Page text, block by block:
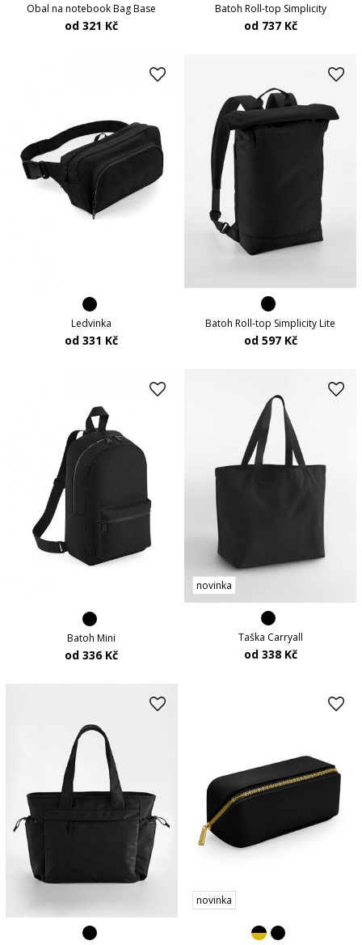
Obal na notebook Bag Base
od 321 Kč
Batoh Roll-top Simplicity
od 737 Kč
Ledvinka
od 331 Kč
Batoh Roll-top Simplicity Lite
od 597 Kč
Batoh Mini
od 336 Kč
novinka
Taška Carryall
od 338 Kč
novinka